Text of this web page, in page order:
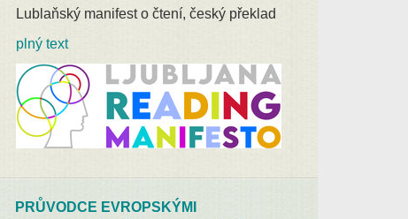
Lublaňský manifest o čtení, český překlad
plný text
PRŮVODCE EVROPSKÝMI